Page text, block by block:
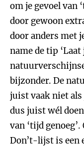
om je gevoel van
door gewoon
door anders met
name de tip
bijzonder. De
juist vaak niet
dus juist wél
van ‘tijd
Don’t-lijst is een